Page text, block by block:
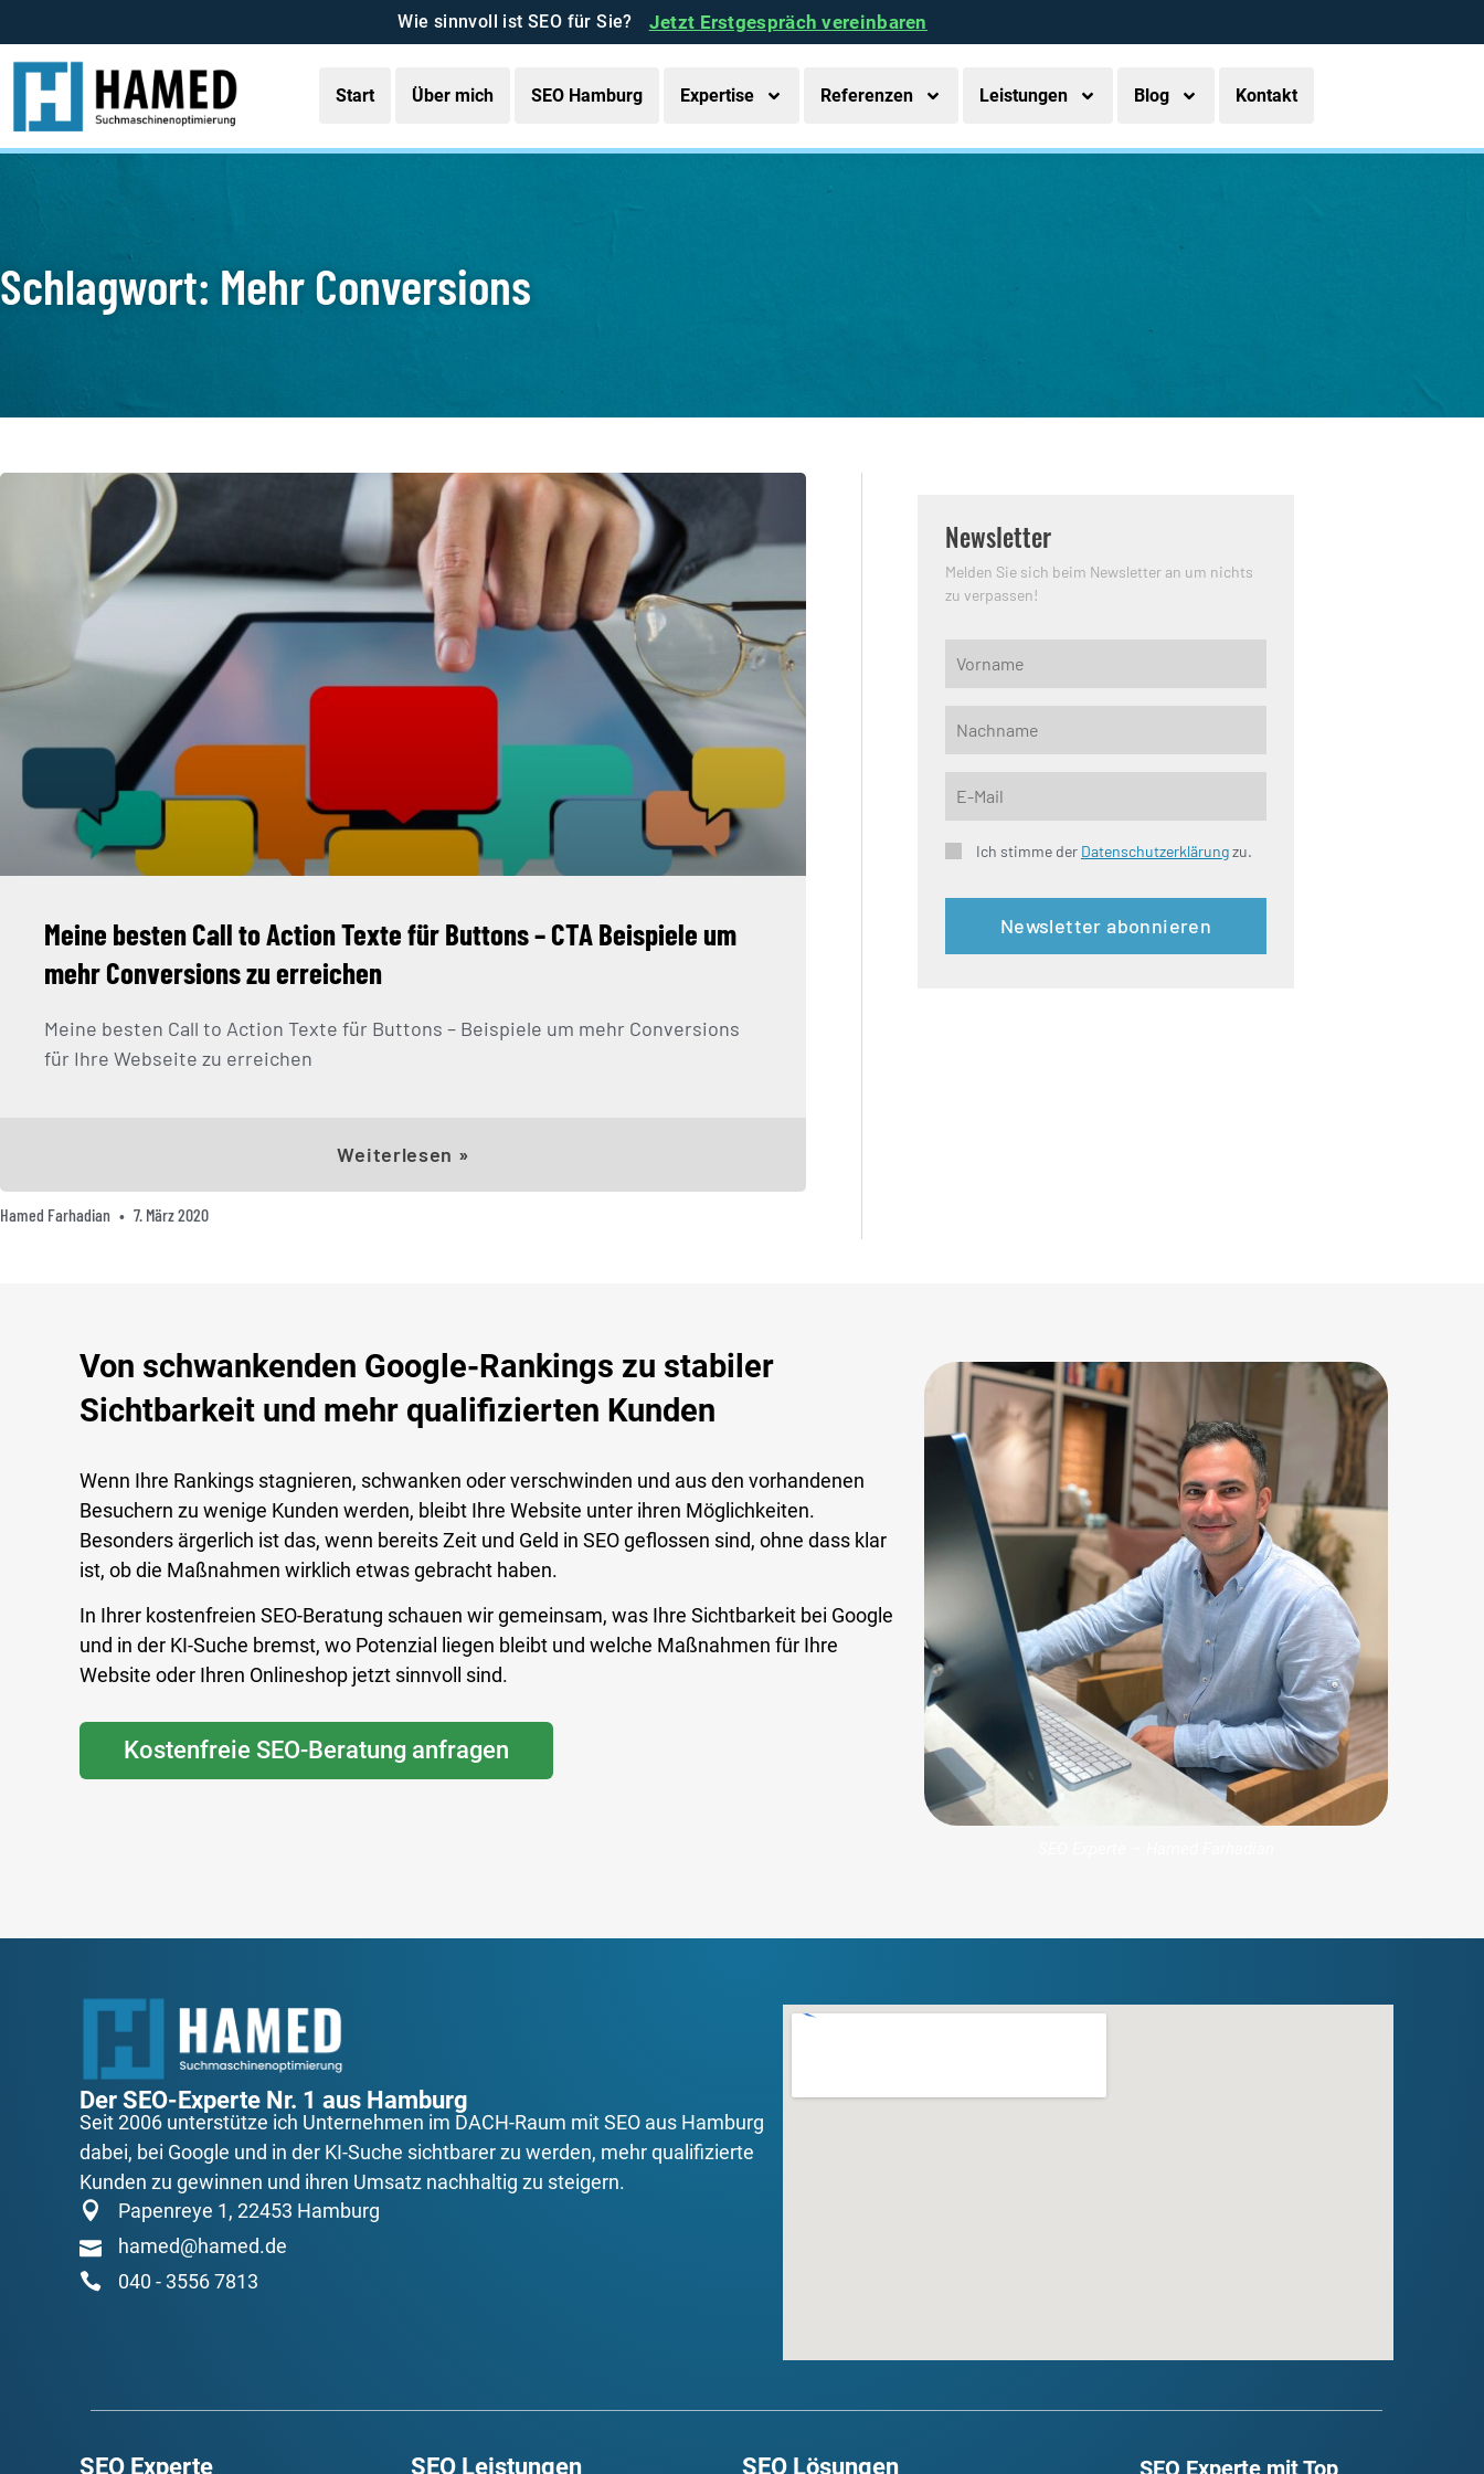
Wie sinnvoll ist SEO für Sie? Jetzt Erstgespräch vereinbaren
Start Über mich SEO Hamburg Expertise Referenzen Leistungen Blog Kontakt
Schlagwort: Mehr Conversions
Meine besten Call to Action Texte für Buttons – CTA Beispiele um
mehr Conversions zu erreichen
Meine besten Call to Action Texte für Buttons – Beispiele um mehr Conversions
für Ihre Webseite zu erreichen
Weiterlesen »
Hamed Farhadian 7. März 2020
Newsletter
Melden Sie sich beim Newsletter an um nichts
zu verpassen!
Ich stimme der Datenschutzerklärungzu.
Von schwankenden Google-Rankings zu stabiler
Sichtbarkeit und mehr qualifizierten Kunden
Wenn Ihre Rankings stagnieren, schwanken oder verschwinden und aus den vorhandenen
Besuchern zu wenige Kunden werden, bleibt Ihre Website unter ihren Möglichkeiten.
Besonders ärgerlich ist das, wenn bereits Zeit und Geld in SEO geflossen sind, ohne dass klar
ist, ob die Maßnahmen wirklich etwas gebracht haben.
In Ihrer kostenfreien SEO-Beratung schauen wir gemeinsam, was Ihre Sichtbarkeit bei Google
und in der KI-Suche bremst, wo Potenzial liegen bleibt und welche Maßnahmen für Ihre
Website oder Ihren Onlineshop jetzt sinnvoll sind.
Kostenfreie SEO-Beratung anfragen
Der SEO-Experte Nr. 1 aus Hamburg
Seit 2006 unterstütze ich Unternehmen im DACH-Raum mit SEO aus Hamburg
dabei, bei Google und in der KI-Suche sichtbarer zu werden, mehr qualifizierte
Kunden zu gewinnen und ihren Umsatz nachhaltig zu steigern.
Papenreye 1, 22453 Hamburg
hamed@hamed.de
040 - 3556 7813
SEO Experte SEO Leistungen SEO Lösungen SEO Experte mit Top